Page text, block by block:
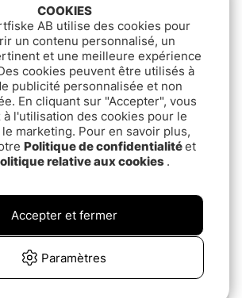
€43.90
Kinetic Smoker W/2
Burners
COOKIES
AB utilise des cookies pour
un contenu personnalisé, un
et une meilleure expérience
cookies peuvent être utilisés à
publicité personnalisée et non
En cliquant sur "Accepter", vous
à l'utilisation des cookies pour le
marketing. Pour en savoir plus,
Politique de confidentialitéet
relative aux cookies .
Paramètres
Accepter et fermer